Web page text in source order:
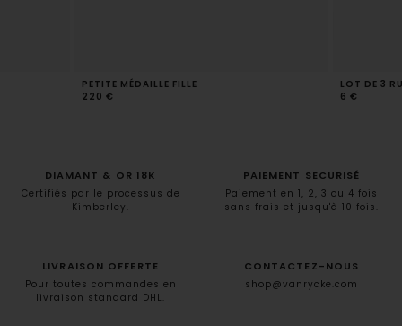
PETITE MÉDAILLE FILLE
220 €
LOT DE 3
6 €
DIAMANT & OR 18K
Certifiés par le processus de
Kimberley.
PAIEMENT SECURISÉ
Paiement en 1, 2, 3 ou 4 fois
sans frais et jusqu'à 10 fois.
LIVRAISON OFFERTE
Pour toutes commandes en
livraison standard DHL.
CONTACTEZ-NOUS
shop@vanrycke.com